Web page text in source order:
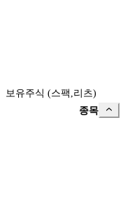
보유주식 (스팩,리츠)
종목